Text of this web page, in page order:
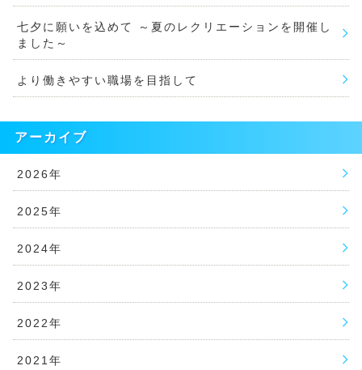
七夕に願いを込めて ～夏のレクリエーションを開催し
ました～
より働きやすい職場を目指して
アーカイブ
2026年
2025年
2024年
2023年
2022年
2021年